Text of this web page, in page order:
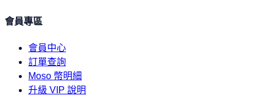
會員專區
會員中心
訂單查詢
Moso 幣明細
升級 VIP 說明